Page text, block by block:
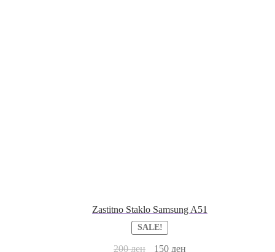
Zastitno Staklo Samsung A51
SALE!
200ден 150 ден